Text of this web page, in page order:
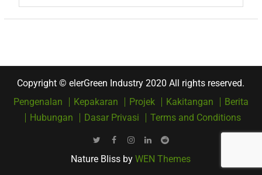
Copyright © elerGreen Industry 2020 All rights reserved.
Pengenalan
Kepakaran Projek Kakitangan
Berita
Hubungan
Dasar Privasi Terms and Conditions
TwitterFacebook
Instagram
LinkedIn
Reddit
Nature Bliss byWEN Themes